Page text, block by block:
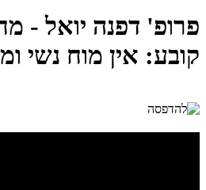
פרופ' דפנה יואל -
קובע: אין מוח נשי